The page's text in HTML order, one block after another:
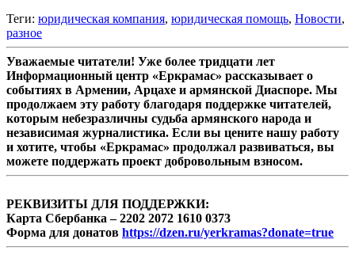
Теги: юридическая компания, юридическая помощь, Новости,
разное
Уважаемые читатели! Уже более тридцати лет
Информационный центр «Еркрамас» рассказывает о
событиях в Армении, Арцахе и армянской Диаспоре. Мы
продолжаем эту работу благодаря поддержке читателей,
которым небезразличны судьба армянского народа и
независимая журналистика. Если вы цените нашу работу
и хотите, чтобы «Еркрамас» продолжал развиваться, вы
можете поддержать проект добровольным взносом.
РЕКВИЗИТЫ ДЛЯ ПОДДЕРЖКИ:
Карта Сбербанка – 2202 2072 1610 0373
Форма для донатов https://dzen.ru/yerkramas?donate=true